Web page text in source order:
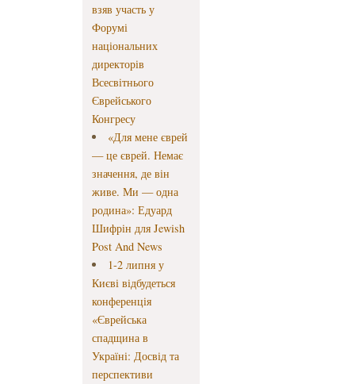
взяв участь у
Форумі
національних
директорів
Всесвітнього
Єврейського
Конгресу
«Для мене єврей
— це єврей. Немає
значення, де він
живе. Ми — одна
родина»: Едуард
Шифрін для Jewish
Post And News
1-2 липня у
Києві відбудеться
конференція
«Єврейська
спадщина в
Україні: Досвід та
перспективи